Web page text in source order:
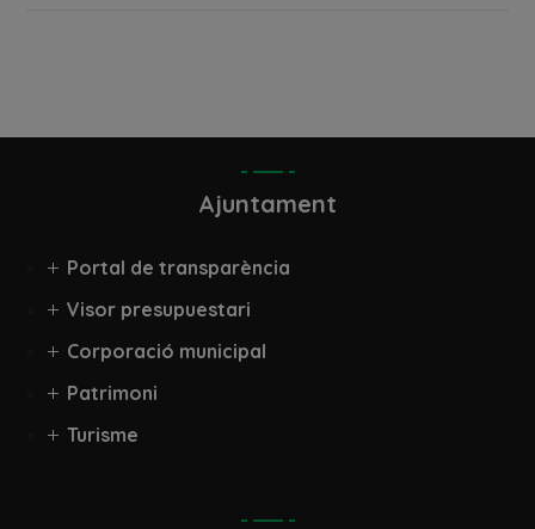
Ajuntament
Portal de transparència
Visor presupuestari
Corporació municipal
Patrimoni
Turisme